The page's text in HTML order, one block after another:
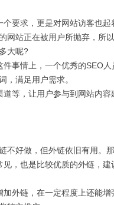
求，更是对网站访客也起
网站正在被用户所抛弃，所
大呢?
情上，一个优秀的SEO人
，满足用户需求。
，让用户参与到网站内容
好做，但外链依旧有用。
也是比较优质的外链，建
链，在一定程度上还能增